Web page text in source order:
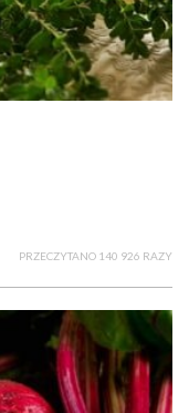
PRZECZYTANO 140 926 RAZY